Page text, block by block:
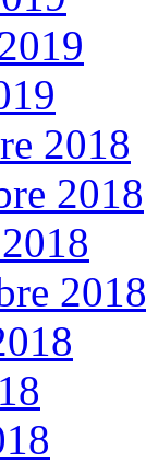
2018
2018
2018